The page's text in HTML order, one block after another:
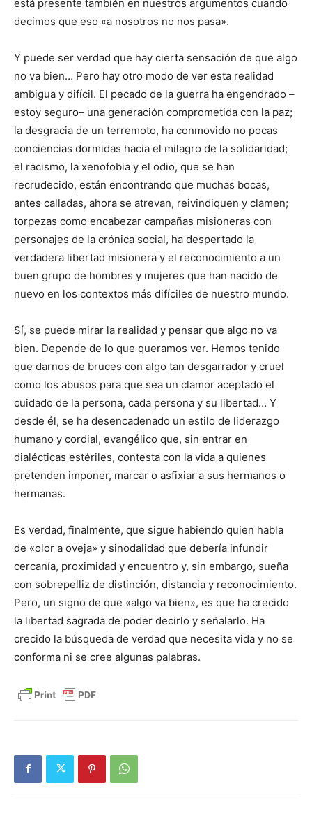
está presente también en nuestros argumentos cuando
decimos que eso «a nosotros no nos pasa».
Y puede ser verdad que hay cierta sensación de que algo
no va bien… Pero hay otro modo de ver esta realidad
ambigua y difícil. El pecado de la guerra ha engendrado –
estoy seguro– una generación comprometida con la paz;
la desgracia de un terremoto, ha conmovido no pocas
conciencias dormidas hacia el milagro de la solidaridad;
el racismo, la xenofobia y el odio, que se han
recrudecido, están encontrando que muchas bocas,
antes calladas, ahora se atrevan, reivindiquen y clamen;
torpezas como encabezar campañas misioneras con
personajes de la crónica social, ha despertado la
verdadera libertad misionera y el reconocimiento a un
buen grupo de hombres y mujeres que han nacido de
nuevo en los contextos más difíciles de nuestro mundo.
Sí, se puede mirar la realidad y pensar que algo no va
bien. Depende de lo que queramos ver. Hemos tenido
que darnos de bruces con algo tan desgarrador y cruel
como los abusos para que sea un clamor aceptado el
cuidado de la persona, cada persona y su libertad… Y
desde él, se ha desencadenado un estilo de liderazgo
humano y cordial, evangélico que, sin entrar en
dialécticas estériles, contesta con la vida a quienes
pretenden imponer, marcar o asfixiar a sus hermanos o
hermanas.
Es verdad, finalmente, que sigue habiendo quien habla
de «olor a oveja» y sinodalidad que debería infundir
cercanía, proximidad y encuentro y, sin embargo, sueña
con sobrepelliz de distinción, distancia y reconocimiento.
Pero, un signo de que «algo va bien», es que ha crecido
la libertad sagrada de poder decirlo y señalarlo. Ha
crecido la búsqueda de verdad que necesita vida y no se
conforma ni se cree algunas palabras.